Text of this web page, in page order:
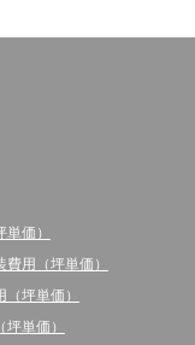
価）
用（坪単価）
坪単価）
単価）